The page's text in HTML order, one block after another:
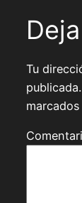
Tu
publicada.